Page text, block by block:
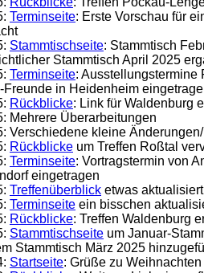
Terminseite: Erste Vorschau für
Stammtischseite: Stammtisch
Stammtisch April 2025
Terminseite: Ausstellungstermine
Freunde in Heidenheim
Rückblicke: Link für Waldenburg
Mehrere Überarbeitungen
Verschiedene kleine
Rückblicke um Treffen Roßtal
Terminseite: Vortragstermin von
eingetragen
Treffenüberblick etwas aktualisiert
Terminseite ein bisschen
Rückblicke: Treffen Waldenburg
Stammtischseite um Januar-
Stammtisch März 2025
Startseite: Grüße zu